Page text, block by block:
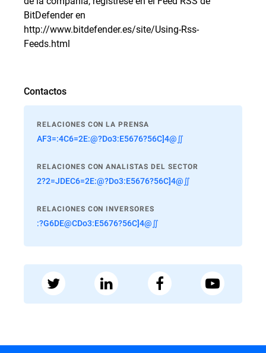
BitDefender en
http://www.bitdefender.es/site/Using-Rss-
Feeds.html
Contactos
RELACIONES CON LA PRENSA
AF3=:4C6=2E:@?Do3:E5676?56C]4@∬
RELACIONES CON ANALISTAS DEL SECTOR
2?2=JDEC6=2E:@?Do3:E5676?56C]4@∬
RELACIONES CON INVERSORES
:?G6DE@CDo3:E5676?56C]4@∬